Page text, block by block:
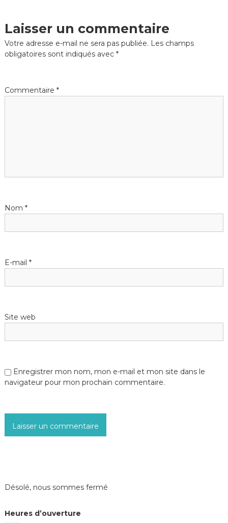
l’article
Laisser un commentaire
Votre adresse e-mail ne sera pas publiée. Les champs
obligatoires sont indiqués avec *
Commentaire *
Nom *
E-mail *
Site web
Enregistrer mon nom, mon e-mail et mon site dans le
navigateur pour mon prochain commentaire.
Désolé, nous sommes fermé
Heures d’ouverture